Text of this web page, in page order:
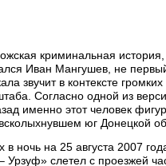
криминальная
Иван Мангушев, не
звучит в контексте
Согласно одной из
именно этот человек
юг Донецкой
в ночь на 25 августа 2007
Урзуф» слетел с проезжей